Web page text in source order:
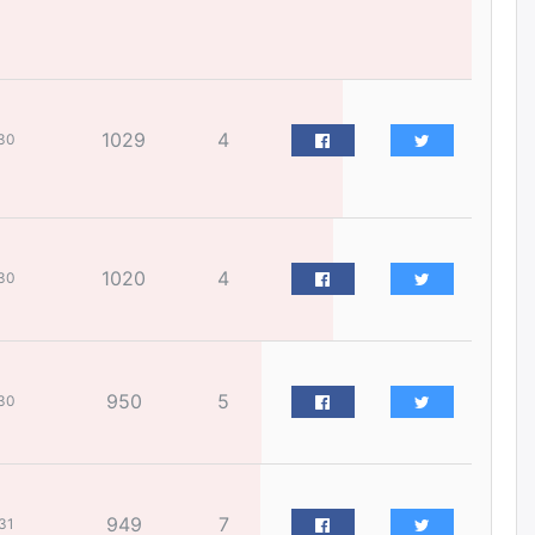
өчигдѳр
“Аяллын газрын зураг”-ийн
хэвлэмэл хувилбарыг Голомт
ЕБС-ийн захирлын үүргийг түр
эзэмшлийнх нь дансаар заал,
зогсоож, хурал, чуулганыг
цахимаар хийнэ гэв
1029 4
1020 4
950 5
949 7